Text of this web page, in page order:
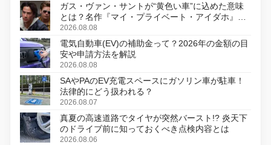
ガス・ヴァン・サントが“黄色い車”に込めた意味
とは？名作『マイ・プライベート・アイダホ』が
初のデジタルリマスター版で復活
2026.08.08
電気自動車(EV)の補助金って？2026年の金額の目
安や申請方法を解説
2026.08.08
SAやPAのEV充電スペースにガソリン車が駐車！
法律的にどう扱われる？
2026.08.07
真夏の高速道路でタイヤが突然バースト!? 炎天下
のドライブ前に知っておくべき点検内容とは
2026.08.06